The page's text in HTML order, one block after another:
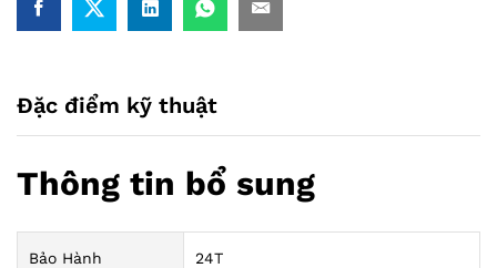
Đặc điểm kỹ thuật
Thông tin bổ sung
Bảo Hành 24T